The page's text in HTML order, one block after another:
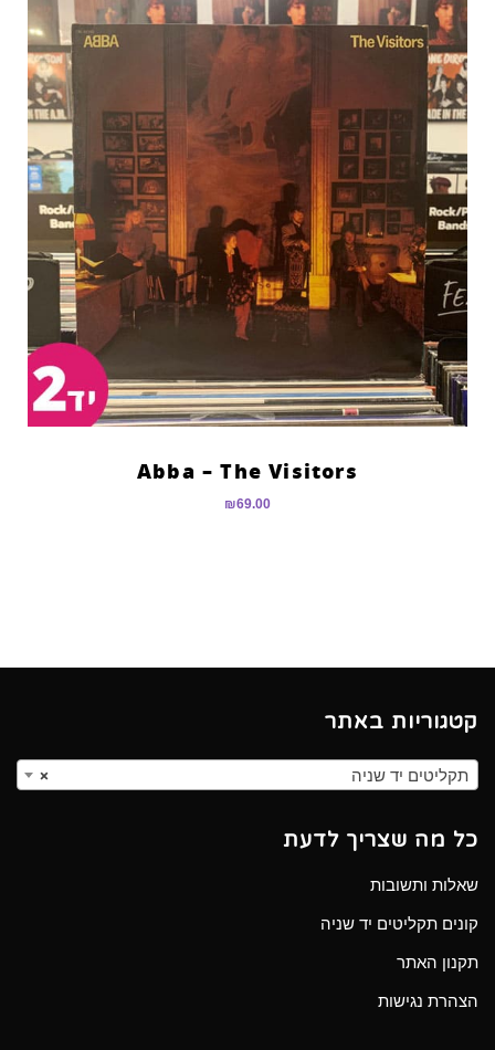
Abba – The Visitors
₪69.00
קטגוריות באתר
× תקליטים יד שניה
כל מה שצריך לדעת
שאלות ותשובות
קונים תקליטים יד שניה
תקנון האתר
הצהרת נגישות